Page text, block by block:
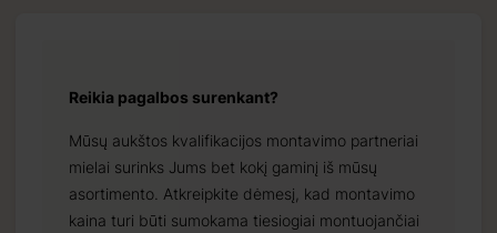
Reikia pagalbos surenkant?
Mūsų aukštos kvalifikacijos montavimo partneriai
mielai surinks Jums bet kokį gaminį iš mūsų
asortimento. Atkreipkite dėmesį, kad montavimo
kaina turi būti sumokama tiesiogiai montuojančiai